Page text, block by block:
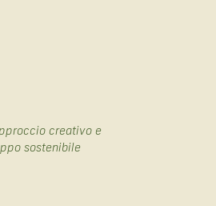
creativo e
sostenibile